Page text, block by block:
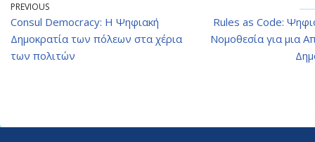
PREVIOUS
Consul Democracy: Η Ψηφιακή
Δημοκρατία των πόλεων στα χέρια
των πολιτών
Rules as Code:
Νομοθεσία για μια